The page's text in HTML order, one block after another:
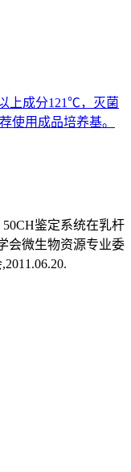
上成分121℃，灭菌
使用成品培养基。
鉴定系统在乳杆
会微生物资源专业委